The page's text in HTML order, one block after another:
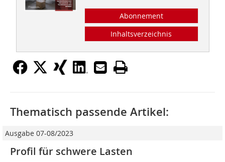
Abonnement
Inhaltsverzeichnis
Thematisch passende Artikel:
Ausgabe 07-08/2023
Profil für schwere Lasten